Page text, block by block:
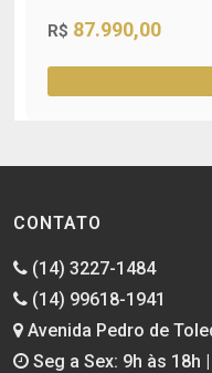
R$ 87.990,00
CONTATO
(14) 3227-1484
(14) 99618-1941
Avenida Pedro de
Seg a Sex: 9h às 18h